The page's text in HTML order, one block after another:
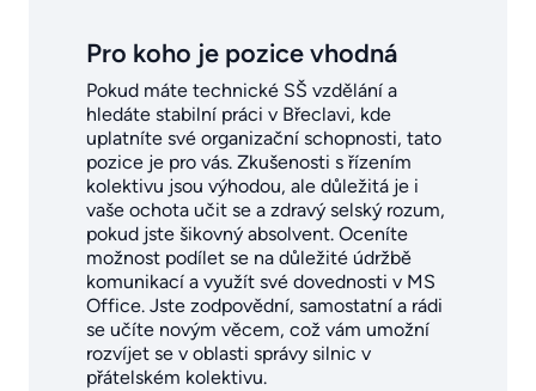
Pro koho je pozice vhodná
Pokud máte technické SŠ vzdělání a
hledáte stabilní práci v Břeclavi, kde
uplatníte své organizační schopnosti, tato
pozice je pro vás. Zkušenosti s řízením
kolektivu jsou výhodou, ale důležitá je i
vaše ochota učit se a zdravý selský rozum,
pokud jste šikovný absolvent. Oceníte
možnost podílet se na důležité údržbě
komunikací a využít své dovednosti v MS
Office. Jste zodpovědní, samostatní a rádi
se učíte novým věcem, což vám umožní
rozvíjet se v oblasti správy silnic v
přátelském kolektivu.